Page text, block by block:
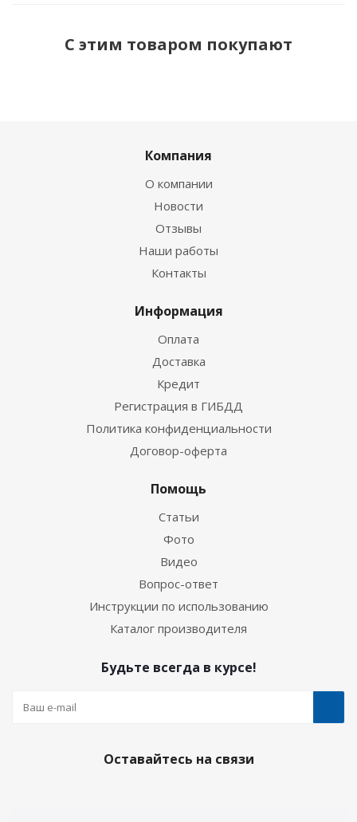
С этим товаром покупают
Компания
О компании
Новости
Отзывы
Наши работы
Контакты
Информация
Оплата
Доставка
Кредит
Регистрация в ГИБДД
Политика конфиденциальности
Договор-оферта
Помощь
Статьи
Фото
Видео
Вопрос-ответ
Инструкции по использованию
Каталог производителя
Будьте всегда в курсе!
Оставайтесь на связи